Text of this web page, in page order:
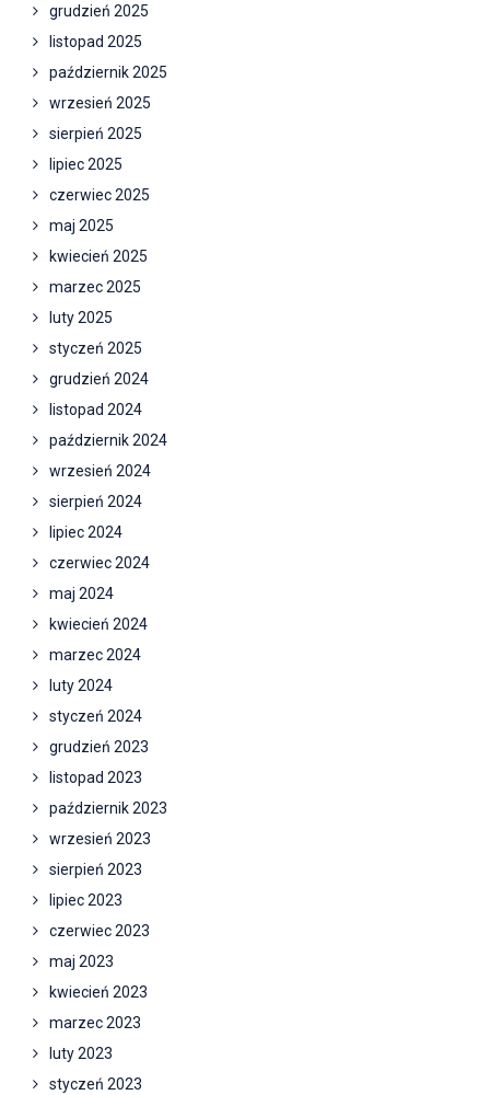
grudzień 2025
listopad 2025
październik 2025
wrzesień 2025
sierpień 2025
lipiec 2025
czerwiec 2025
maj 2025
kwiecień 2025
marzec 2025
luty 2025
styczeń 2025
grudzień 2024
listopad 2024
październik 2024
wrzesień 2024
sierpień 2024
lipiec 2024
czerwiec 2024
maj 2024
kwiecień 2024
marzec 2024
luty 2024
styczeń 2024
grudzień 2023
listopad 2023
październik 2023
wrzesień 2023
sierpień 2023
lipiec 2023
czerwiec 2023
maj 2023
kwiecień 2023
marzec 2023
luty 2023
styczeń 2023